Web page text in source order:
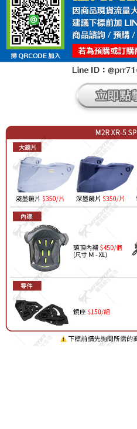
每筆NT$100，滿NT$1,000(含以